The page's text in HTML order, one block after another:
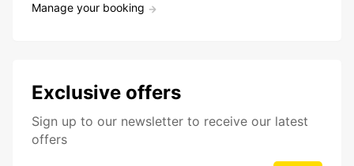
Manage your booking
Exclusive offers
Sign up to our newsletter to receive our latest
offers